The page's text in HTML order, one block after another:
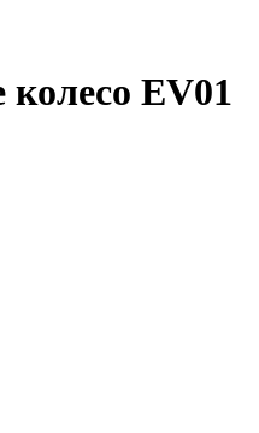
колесо EV01